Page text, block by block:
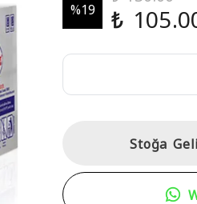
%19 ₺
Stoğa